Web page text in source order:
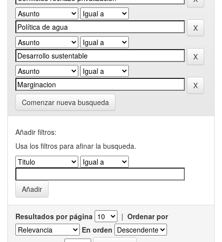
Comenzar nueva busqueda
Añadir filtros:
Usa los filtros para afinar la busqueda.
Resultados por página | Ordenar por
En orden